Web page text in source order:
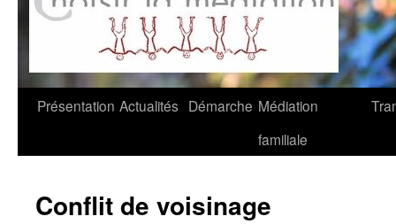
Aller
Présentation Actualités Démarche Médiation
familiale
Conflit de voisinage